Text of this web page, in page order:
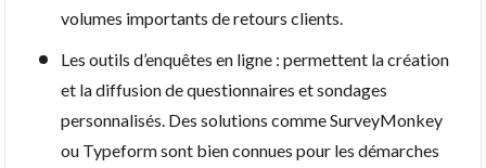
volumes importants de retours clients.
Les outils d’enquêtes en ligne : permettent la création
et la diffusion de questionnaires et sondages
personnalisés. Des solutions comme SurveyMonkey
ou Typeform sont bien connues pour les démarches